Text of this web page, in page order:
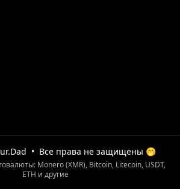
• Все права не защищены 🤭
Monero (XMR), Bitcoin, Litecoin, USDT,
ETH и другие